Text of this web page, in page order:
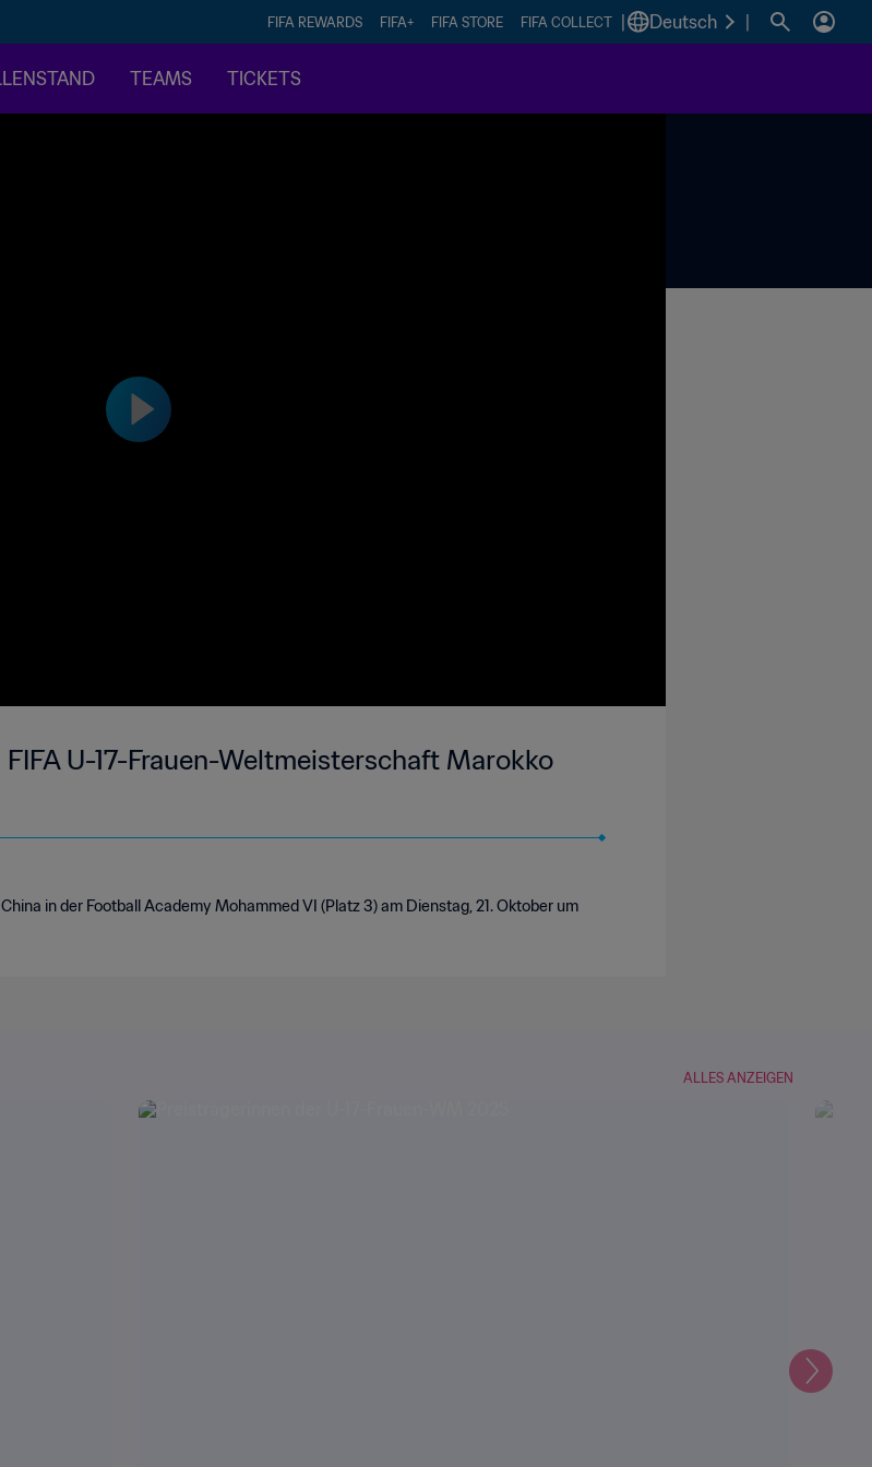
FIFA REWARDS FIFA+ FIFA STORE FIFA COLLECT Deutsch
TEAMS TICKETS
U-17-Frauen-Weltmeisterschaft Marokko
in der Football Academy Mohammed VI (Platz 3) am Dienstag, 21. Oktober um
ALLES ANZEIGEN
Weiter